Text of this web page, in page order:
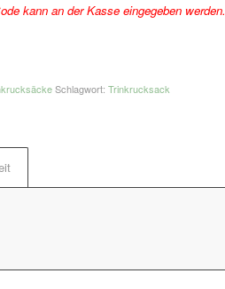
kann an der Kasse eingegeben werden.
Schlagwort:Trinkrucksack